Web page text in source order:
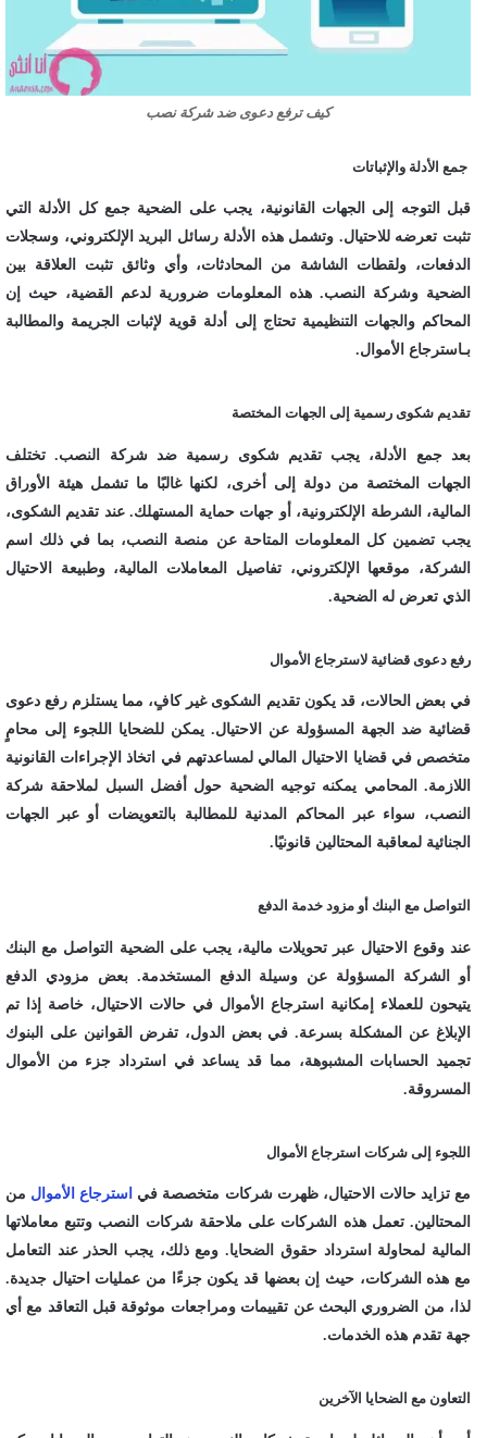
كيف ترفع دعوى ضد شركة نصب
جمع الأدلة والإثباتات
قبل التوجه إلى الجهات القانونية، يجب على الضحية جمع كل الأدلة التي
تثبت تعرضه للاحتيال. وتشمل هذه الأدلة رسائل البريد الإلكتروني، وسجلات
الدفعات، ولقطات الشاشة من المحادثات، وأي وثائق تثبت العلاقة بين
الضحية وشركة النصب. هذه المعلومات ضرورية لدعم القضية، حيث إن
المحاكم والجهات التنظيمية تحتاج إلى أدلة قوية لإثبات الجريمة والمطالبة
بـاسترجاع الأموال.
تقديم شكوى رسمية إلى الجهات المختصة
بعد جمع الأدلة، يجب تقديم شكوى رسمية ضد شركة النصب. تختلف
الجهات المختصة من دولة إلى أخرى، لكنها غالبًا ما تشمل هيئة الأوراق
المالية، الشرطة الإلكترونية، أو جهات حماية المستهلك. عند تقديم الشكوى،
يجب تضمين كل المعلومات المتاحة عن منصة النصب، بما في ذلك اسم
الشركة، موقعها الإلكتروني، تفاصيل المعاملات المالية، وطبيعة الاحتيال
الذي تعرض له الضحية.
رفع دعوى قضائية لاسترجاع الأموال
في بعض الحالات، قد يكون تقديم الشكوى غير كافٍ، مما يستلزم رفع دعوى
قضائية ضد الجهة المسؤولة عن الاحتيال. يمكن للضحايا اللجوء إلى محامٍ
متخصص في قضايا الاحتيال المالي لمساعدتهم في اتخاذ الإجراءات القانونية
اللازمة. المحامي يمكنه توجيه الضحية حول أفضل السبل لملاحقة شركة
النصب، سواء عبر المحاكم المدنية للمطالبة بالتعويضات أو عبر الجهات
الجنائية لمعاقبة المحتالين قانونيًا.
التواصل مع البنك أو مزود خدمة الدفع
عند وقوع الاحتيال عبر تحويلات مالية، يجب على الضحية التواصل مع البنك
أو الشركة المسؤولة عن وسيلة الدفع المستخدمة. بعض مزودي الدفع
يتيحون للعملاء إمكانية استرجاع الأموال في حالات الاحتيال، خاصة إذا تم
الإبلاغ عن المشكلة بسرعة. في بعض الدول، تفرض القوانين على البنوك
تجميد الحسابات المشبوهة، مما قد يساعد في استرداد جزء من الأموال
المسروقة.
اللجوء إلى شركات استرجاع الأموال
مع تزايد حالات الاحتيال، ظهرت شركات متخصصة في استرجاع الأموال من
المحتالين. تعمل هذه الشركات على ملاحقة شركات النصب وتتبع معاملاتها
المالية لمحاولة استرداد حقوق الضحايا. ومع ذلك، يجب الحذر عند التعامل
مع هذه الشركات، حيث إن بعضها قد يكون جزءًا من عمليات احتيال جديدة.
لذا، من الضروري البحث عن تقييمات ومراجعات موثوقة قبل التعاقد مع أي
جهة تقدم هذه الخدمات.
التعاون مع الضحايا الآخرين